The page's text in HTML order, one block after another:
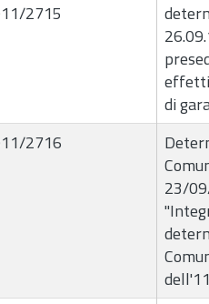
2715
di
2716
23/